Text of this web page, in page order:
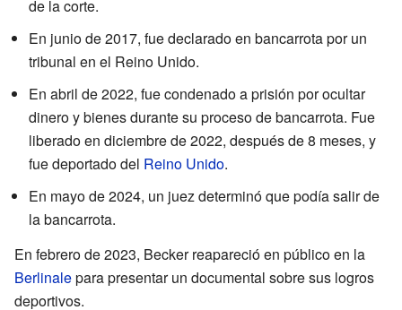
de la corte.
En junio de 2017, fue declarado en bancarrota por un
tribunal en el Reino Unido.
En abril de 2022, fue condenado a prisión por ocultar
dinero y bienes durante su proceso de bancarrota. Fue
liberado en diciembre de 2022, después de 8 meses, y
fue deportado del Reino Unido.
En mayo de 2024, un juez determinó que podía salir de
la bancarrota.
En febrero de 2023, Becker reapareció en público en la
Berlinalepara presentar un documental sobre sus logros
deportivos.